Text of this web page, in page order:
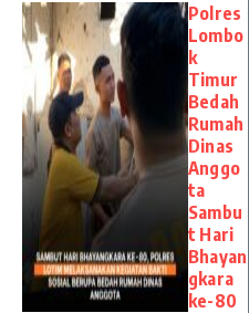
Polres
Lombo
k
Timur
Bedah
Rumah
Dinas
Anggo
ta
Sambu
t Hari
Bhayan
gkara
ke-80